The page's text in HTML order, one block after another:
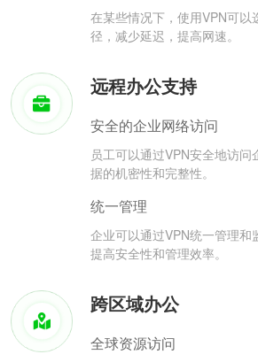
在某些情况下，使用VPN可以
径，减少延迟，提高网速。
远程办公支持
安全的企业网络访问
员工可以通过VPN安全地访
据的机密性和完整性。
统一管理
企业可以通过VPN统一管理和
提高安全性和管理效率。
跨区域办公
全球资源访问